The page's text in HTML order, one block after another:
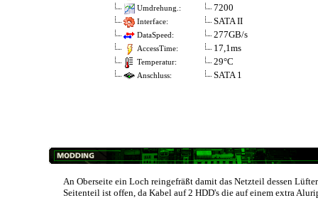
Umdrehung.: 7200
Interface: SATA II
DataSpeed: 277GB/s
AccessTime: 17,1ms
Temperatur: 29°C
Anschluss: SATA 1
An Oberseite ein Loch reingefräßt damit das Netzteil dessen
Seitenteil ist offen, da Kabel auf 2 HDD's die auf einem extra